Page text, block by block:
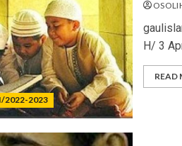
2022-2023
H/ 3
READ